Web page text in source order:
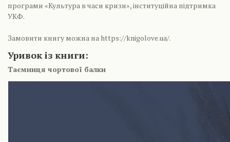
програми «Культура в часи кризи», інституційна підтримка
УКФ.
Замовити книгу можна на https://knigolove.ua/.
Уривок із книги:
Таємниця чортової балки